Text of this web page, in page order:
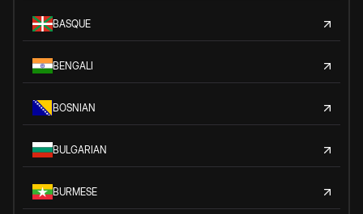
BASQUE
BENGALI
BOSNIAN
BULGARIAN
BURMESE